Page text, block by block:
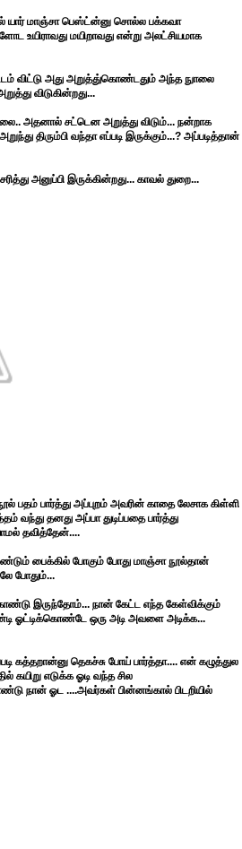
யார் மாஞ்சா பெஸ்ட்ன்னு சொல்ல பக்கவா
உயிராவது மயிறாவது என்று அலட்சியமாக
விட்டு அது அறுத்து்கொண்டதும் அந்த நுாலை
விடுகின்றது...
அதனால் சட்டென அறுத்து விடும்... நன்றாக
திரும்பி வந்தா எப்படி இருக்கும்...? அப்படித்தான்
அனுப்பி இருக்கின்றது... காவல் துறை...
பதம் பார்த்து அப்புறம் அவரின் காதை லேசாக கிள்ளி
வந்து தனது அப்பா துடிப்பதை பார்த்து
தவித்தேன்....
பைக்கில் போகும் போது மாஞ்சா நூல்தான்
போதும்...
இருந்தோம்... நான் கேட்ட எந்த கேள்விக்கும்
ஓட்டிக்கொண்டே ஒரு அடி அவளை அடிக்க...
கத்தறான்னு தெகச்சு போய் பார்த்தா.... என் கழுத்துல
கயிறு எடுக்க ஓடி வந்த சில
நான் ஓட ....அவர்கள் பின்னங்கால் பிடறியில்